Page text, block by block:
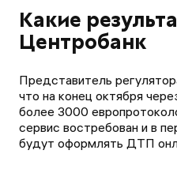
Какие
Центробанк
Представитель
что на конец октября
более 3000
сервис востребован и в
будут оформлять ДТП